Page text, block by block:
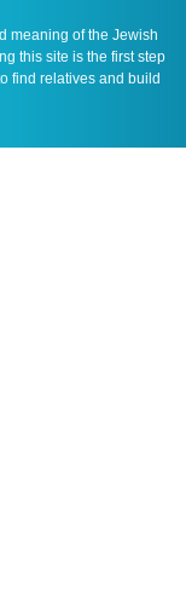
meaning of the Jewish
this site is the first step
find relatives and build